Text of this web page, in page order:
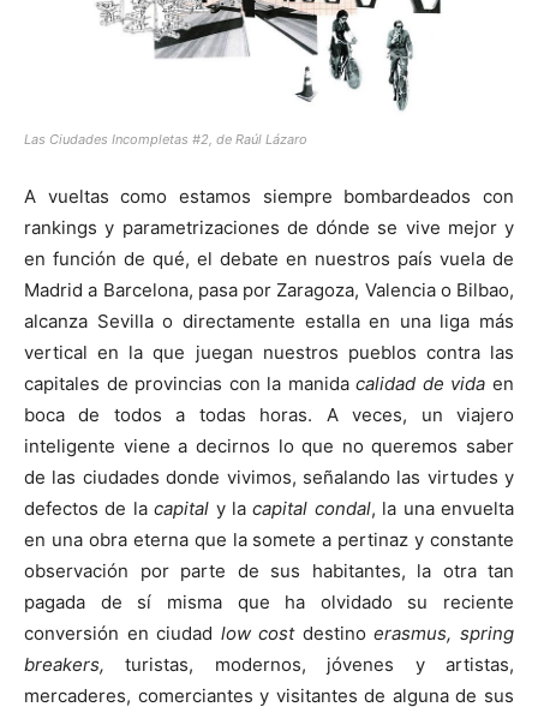
Las Ciudades Incompletas #2, de Raúl Lázaro
A vueltas como estamos siempre bombardeados con
rankings y parametrizaciones de dónde se vive mejor y
en función de qué, el debate en nuestros país vuela de
Madrid a Barcelona, pasa por Zaragoza, Valencia o Bilbao,
alcanza Sevilla o directamente estalla en una liga más
vertical en la que juegan nuestros pueblos contra las
capitales de provincias con la manidacalidad de vida en
boca de todos a todas horas. A veces, un viajero
inteligente viene a decirnos lo que no queremos saber
de las ciudades donde vivimos, señalando las virtudes y
defectos de lacapital y lacapital condal, la una envuelta
en una obra eterna que la somete a pertinaz y constante
observación por parte de sus habitantes, la otra tan
pagada de sí misma que ha olvidado su reciente
conversión en ciudad low costdestinoerasmus, spring
breakers, turistas, modernos, jóvenes y artistas,
mercaderes, comerciantes y visitantes de alguna de sus